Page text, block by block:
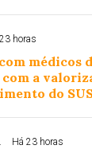
horas
médicos
a
do
Há 23 horas